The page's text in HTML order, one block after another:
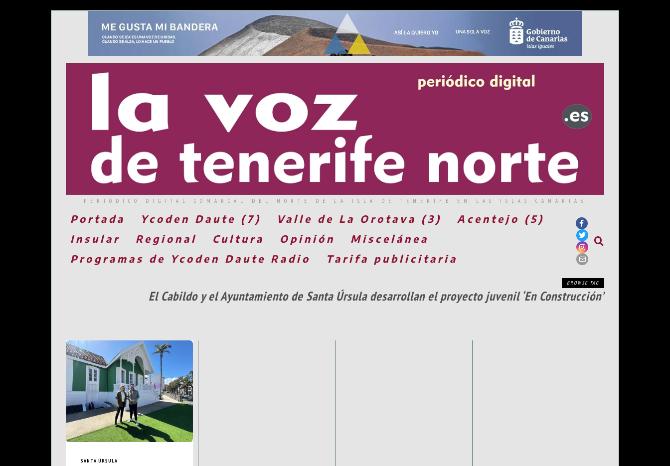
PERIÓDICO DIGITAL COMARCAL DEL NORTE DE LA ISLA DE TENERIFE EN LAS ISLAS CANARIAS
Portada Ycoden Daute (7) Valle de La Orotava (3)
Acentejo (5)
Insular
Regional Cultura Opinión
Miscelánea
Programas de Ycoden Daute Radio
Tarifa publicitaria
BROWSE TAG
El Cabildo y el Ayuntamiento de Santa Úrsula desarrollan el proyecto juvenil ‘En Construcción’
SANTA ÚRSULA